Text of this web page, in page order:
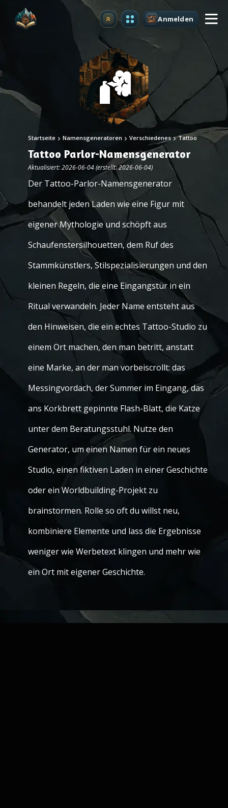
Upgrade Anmelden
Startseite Namensgeneratoren Verschiedenes Tattoo
Tattoo Parlor-Namensgenerator
Aktualisiert: 2026-06-04 (erstellt: 2026-06-04)
Der Tattoo-Parlor-Namensgenerator
behandelt jeden Laden wie eine Figur mit
eigener Mythologie und schöpft aus
Schaufenstersilhouetten, dem Ruf des
Stammkünstlers, Stilspezialisierungen und den
kleinen Regeln, die eine Eingangstür in ein
Ritual verwandeln. Jeder Name entsteht aus
den Hinweisen, die ein echtes Tattoo-Studio zu
einem Ort machen, den man betritt, anstatt
eine Marke, an der man vorbeiscrollt: das
Messingvordach, der Summer im Eingang, das
ans Korkbrett gepinnte Flash-Blatt, die Katze
unter dem Beratungsstuhl. Nutze den
Generator, um einen Namen für ein neues
Studio, einen fiktiven Laden in einer Geschichte
oder ein Worldbuilding-Projekt zu
brainstormen. Rolle so oft du willst neu,
kombiniere Elemente und lass die Ergebnisse
weniger wie Werbetext klingen und mehr wie
ein Ort mit eigener Geschichte.